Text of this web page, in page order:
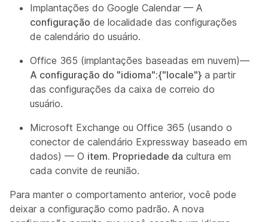
Implantações do Google Calendar — A
configuração de localidade das configurações
de calendário do usuário.
Office 365 (implantações baseadas em nuvem)—
A configuração do "idioma":{"locale"} a partir
das configurações da caixa de correio do
usuário.
Microsoft Exchange ou Office 365 (usando o
conector de calendário Expressway baseado em
dados) — O item. Propriedade da cultura em
cada convite de reunião.
Para manter o comportamento anterior, você pode
deixar a configuração como padrão. A nova